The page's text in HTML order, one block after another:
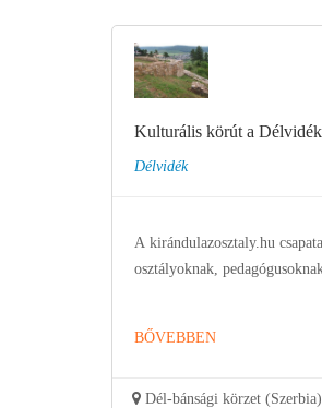
Kulturális körút a
Délvidék
A kirándulazosztaly.hu
osztályoknak,
BŐVEBBEN
Dél-bánsági körzet (Szerbia)